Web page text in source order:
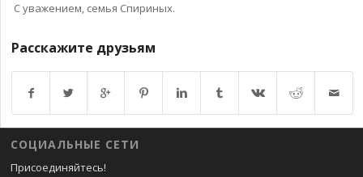
С уважением, семья Спириных.
Расскажите друзьям
Возврат к списку
СОЦИАЛЬНЫЕ СЕТИ
Присоединяйтесь!